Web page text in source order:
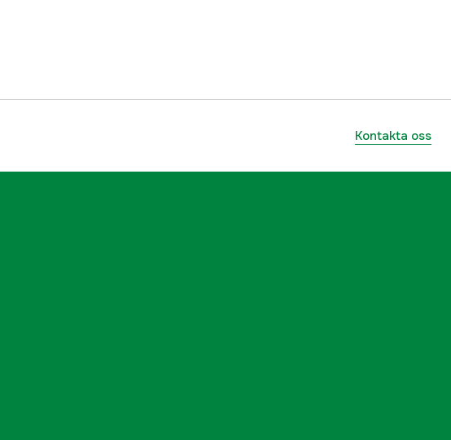
Kontakta oss